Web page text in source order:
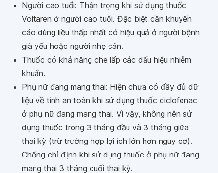
Người cao tuổi: Thận trọng khi sử dụng thuốc
Voltaren ở người cao tuổi. Đặc biệt cần khuyến
cáo dùng liều thấp nhất có hiệu quả ở người bệnh
già yếu hoặc người nhẹ cân.
Thuốc có khả năng che lấp các dấu hiệu nhiễm
khuẩn.
Phụ nữ đang mang thai: Hiện chưa có đầy đủ dữ
liệu về tính an toàn khi sử dụng thuốc diclofenac
ở phụ nữ đang mang thai. Vì vậy, không nên sử
dụng thuốc trong 3 tháng đầu và 3 tháng giữa
thai kỳ (trừ trường hợp lợi ích lớn hơn nguy cơ).
Chống chỉ định khi sử dụng thuốc ở phụ nữ đang
mang thai 3 tháng cuối thai kỳ.